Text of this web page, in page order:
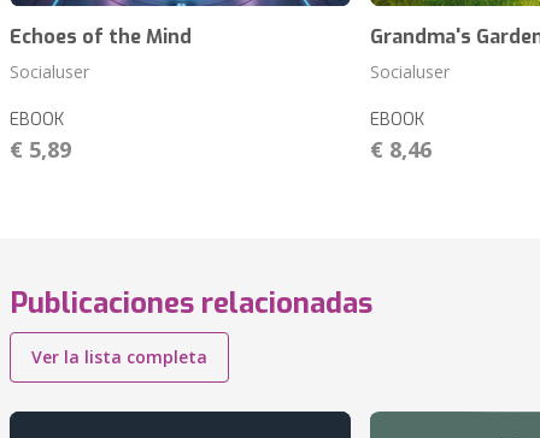
Echoes of the Mind
Socialuser
EBOOK
€ 5,89
Grandma's
Socialuser
EBOOK
€ 8,46
Publicaciones relacionadas
Ver la lista completa